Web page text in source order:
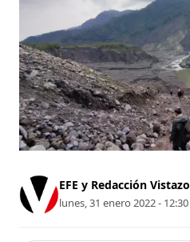
EFE y Redacción Vistazo
lunes, 31 enero 2022 - 12:30